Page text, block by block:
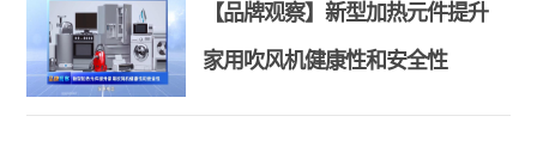
【品牌观察】新型加热元件提升
家用吹风机健康性和安全性